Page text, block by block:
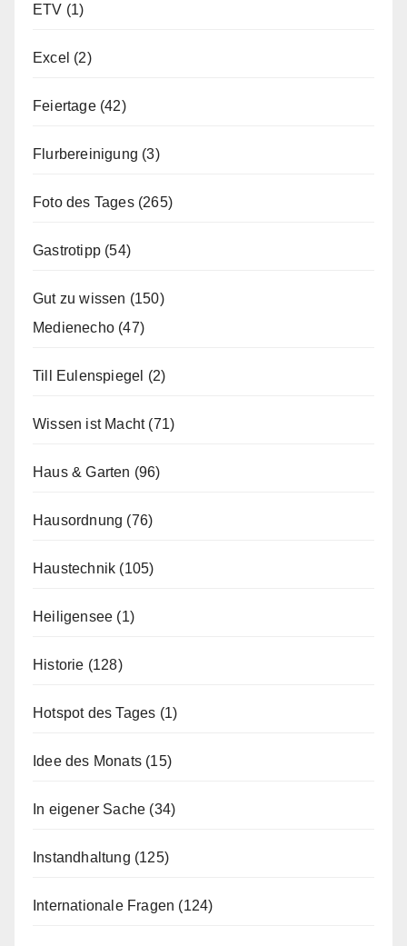
ETV (1)
Excel (2)
Feiertage(42)
Flurbereinigung (3)
Foto des Tages(265)
Gastrotipp (54)
Gut zu wissen (150)
Medienecho (47)
Till Eulenspiegel (2)
Wissen ist Macht(71)
Haus & Garten (96)
Hausordnung (76)
Haustechnik (105)
Heiligensee (1)
Historie (128)
Hotspot des Tages (1)
Idee des Monats (15)
In eigener Sache (34)
Instandhaltung (125)
Internationale Fragen (124)